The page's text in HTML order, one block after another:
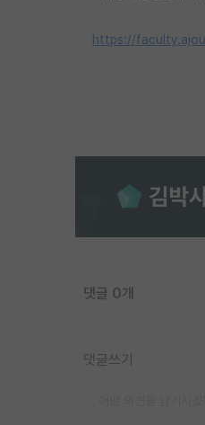
https://
댓글 0개
댓글쓰기